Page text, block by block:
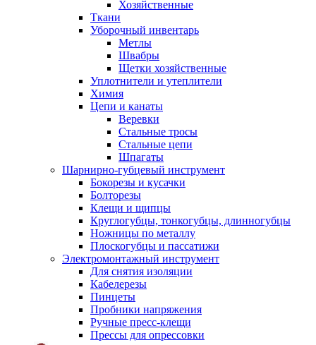
Хозяйственные
Ткани
Уборочный инвентарь
Метлы
Швабры
Щетки хозяйственные
Уплотнители и утеплители
Химия
Цепи и канаты
Веревки
Стальные тросы
Стальные цепи
Шпагаты
Шарнирно-губцевый инструмент
Бокорезы и кусачки
Болторезы
Клещи и щипцы
Круглогубцы, тонкогубцы, длинногубцы
Ножницы по металлу
Плоскогубцы и пассатижи
Электромонтажный инструмент
Для снятия изоляции
Кабелерезы
Пинцеты
Пробники напряжения
Ручные пресс-клещи
Прессы для опрессовки